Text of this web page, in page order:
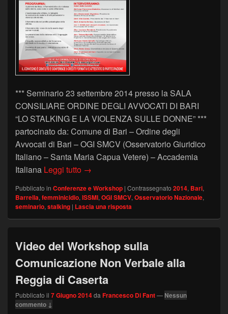
*** Seminario 23 settembre 2014 presso la SALA
CONSILIARE ORDINE DEGLI AVVOCATI DI BARI
“LO STALKING E LA VIOLENZA SULLE DONNE” ***
partocinato da: Comune di Bari – Ordine degli
Avvocati di Bari – OGI SMCV (Osservatorio Giuridico
Italiano – Santa Maria Capua Vetere) – Accademia
Italiana Leggi tutto Seminario 23 settembre 2014 (Bari) –
→
Pubblicato in Conferenze e Workshop | Contrassegnato 2014, Bari,
Barrella,femminicidio,ISSMI,OGI SMCV,Osservatorio Nazionale,
seminario,stalking | Lascia una risposta
Video del Workshop sulla
Comunicazione Non Verbale alla
Reggia di Caserta
Pubblicato il 7 Giugno 2014daFrancesco Di Fant— Nessun
commento ↓